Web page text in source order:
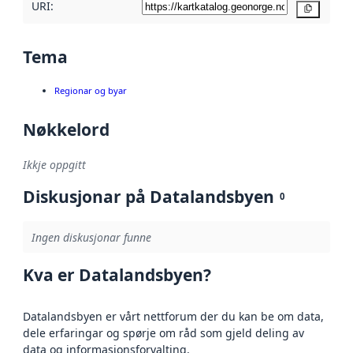
URI:
Tema
Regionar og byar
Nøkkelord
Ikkje oppgitt
Diskusjonar på Datalandsbyen 0
Ingen diskusjonar funne
Kva er Datalandsbyen?
Datalandsbyen er vårt nettforum der du kan be om data,
dele erfaringar og spørje om råd som gjeld deling av
data og informasjonsforvalting.